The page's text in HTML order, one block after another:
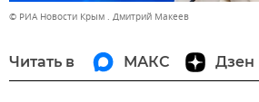
© РИА Новости Крым . Дмитрий Макеев
Читать в МАКС Дзен